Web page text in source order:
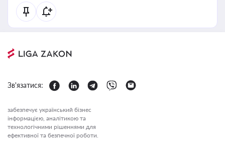
Зв'язатися:
забезпечує український бізнес
інформацією, аналітикою та
технологічними рішеннями для
ефективної та безпечної роботи.